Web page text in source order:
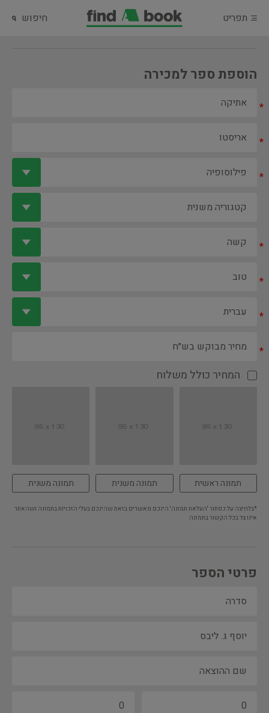
תפריט חיפוש
הוספת ספר למכירה
*
*
*
*
*
*
*
המחיר כולל משלוח
תמונה ראשית תמונה משנית תמונה משנית
*בלחיצה על כפתור 'העלאת תמונה' הינכם מאשרים בזאת שהינכם בעלי הזכויות בתמונה ושהאתר
אינו צד בכל הקשור בתמונה
פרטי הספר